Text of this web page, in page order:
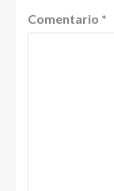
Comentario *